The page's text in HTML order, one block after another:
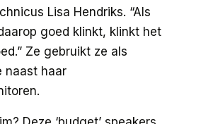
Lisa Hendriks. “Als
goed klinkt, klinkt het
Ze gebruikt ze als
naast haar